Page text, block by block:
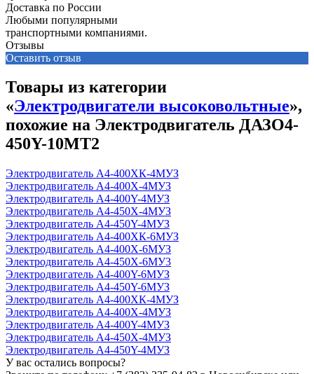
Доставка по России
Любыми популярными
транспортными компаниями.
Отзывы
Оставить отзыв
Товары из категории
«Электродвигатели высоковольтные»,
похожие на Электродвигатель ДАЗО4-
450Y-10МТ2
Электродвигатель А4-400ХК-4МУЗ
Электродвигатель А4-400Х-4МУЗ
Электродвигатель А4-400Y-4МУЗ
Электродвигатель А4-450Х-4MУЗ
Электродвигатель А4-450Y-4MУЗ
Электродвигатель А4-400ХК-6MУЗ
Электродвигатель А4-400Х-6MУЗ
Электродвигатель А4-450Х-6MУ3
Электродвигатель А4-400Y-6MУЗ
Электродвигатель А4-450Y-6MУЗ
Электродвигатель А4-400ХК-4МУЗ
Электродвигатель А4-400Х-4МУЗ
Электродвигатель А4-400Y-4МУЗ
Электродвигатель А4-450Х-4MУЗ
Электродвигатель А4-450Y-4MУЗ
У вас остались вопросы?